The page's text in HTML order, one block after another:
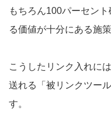
もちろん100パーセン
る価値が十分にある施策
こうしたリンク入れに
送れる「被リンクツー
す。